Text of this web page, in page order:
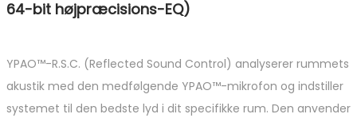
64-bit højpræcisions-EQ)
YPAO™-R.S.C. (Reflected Sound Control) analyserer rummets
akustik med den medfølgende YPAO™-mikrofon og indstiller
systemet til den bedste lyd i dit specifikke rum. Den anvender